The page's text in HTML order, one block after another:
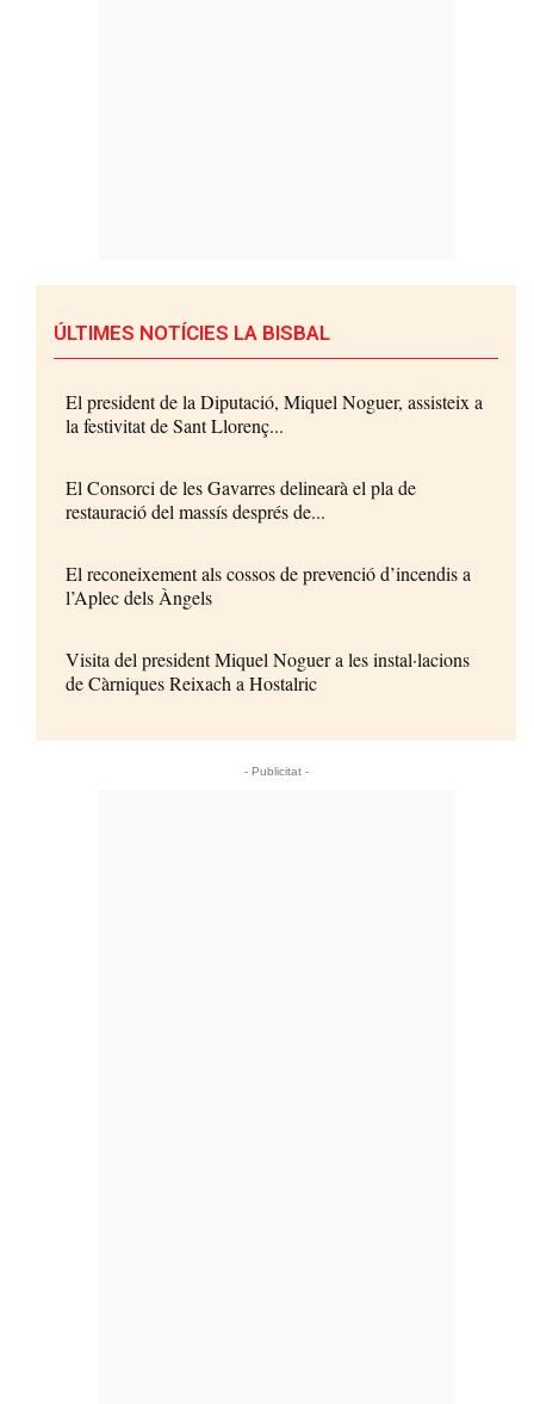
ÚLTIMES NOTÍCIES LA BISBAL
El president de la Diputació, Miquel Noguer, assisteix a
la festivitat de Sant Llorenç...
El Consorci de les Gavarres delinearà el pla de
restauració del massís després de...
El reconeixement als cossos de prevenció d’incendis a
l’Aplec dels Àngels
Visita del president Miquel Noguer a les instal·lacions
de Càrniques Reixach a Hostalric
- Publicitat -